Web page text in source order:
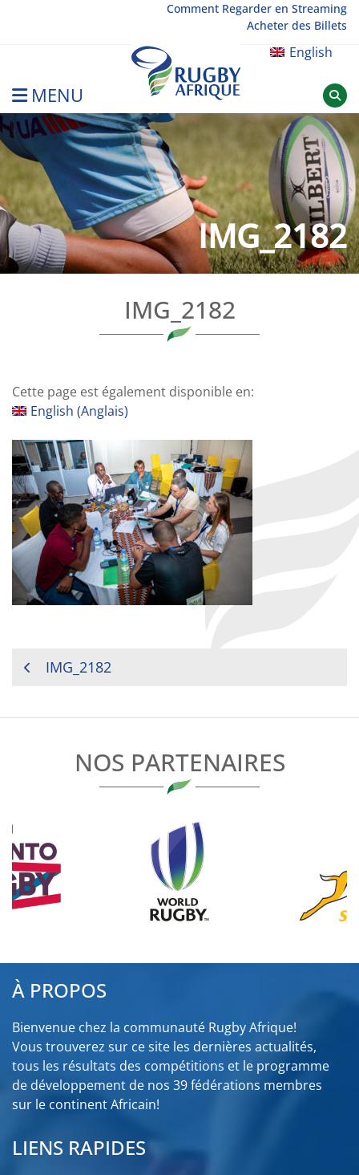
Comment Regarder en Streaming
Acheter des Billets
English
MENU
Rugby Afrique
IMG_2182
IMG_2182
Cette page est également disponible en:
English (Anglais)
NAVIGATION
IMG_2182
NOS PARTENAIRES
À PROPOS
Bienvenue chez la communauté Rugby Afrique!
Vous trouverez sur ce site les dernières actualités,
tous les résultats des compétitions et le programme
de développement de nos 39 fédérations membres
sur le continent Africain!
LIENS RAPIDES